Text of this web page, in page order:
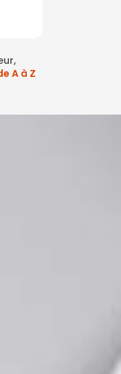
A à Z